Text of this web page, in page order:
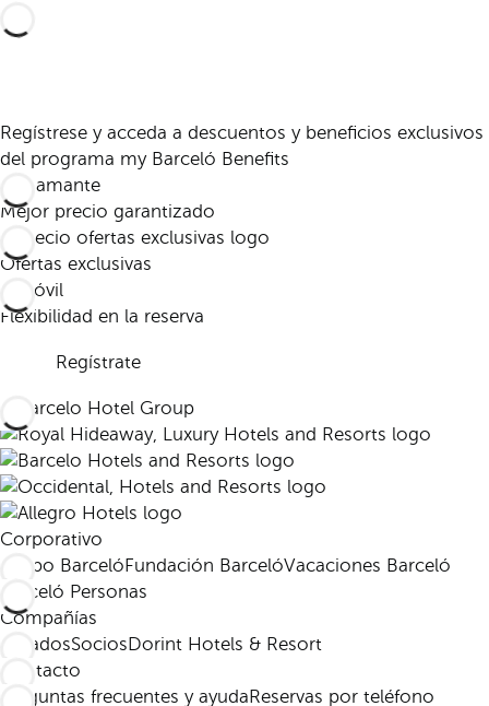
Regístrese y acceda a descuentos y beneficios exclusivos
del programa my Barceló Benefits
Mejor precio garantizado
Ofertas exclusivas
Flexibilidad en la reserva
Regístrate
Corporativo
Grupo BarcelóFundación BarcelóVacaciones Barceló
Barceló Personas
Compañías
AfiliadosSociosDorint Hotels & Resort
Contacto
Preguntas frecuentes y ayudaReservas por teléfono